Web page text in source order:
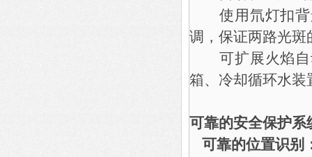
使用氘灯扣背
调，保证两路光斑
可扩展火焰自
箱、冷却循环水装
可靠的安全保护系
可靠的位置识别